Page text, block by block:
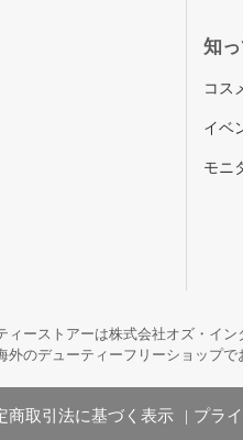
知
コス
イベ
モニ
ィーストアーは株式会社オズ・イ
外のデューティーフリーショップ
商取引法に基づく表示 プラ